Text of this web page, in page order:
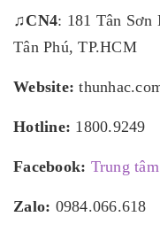
♫CN4: 181 Tân Sơn
Tân Phú, TP.HCM
Website:
Hotline: 1800.9249
Facebook: Trung
Zalo: 0984.066.618